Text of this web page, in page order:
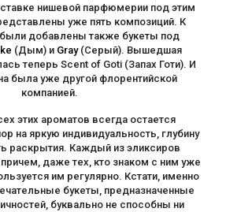
нишевой парфюмерии под этим
уже пять композиций. К
добавлены также букеты под
(Дым) и Gray(Серый). Вышедшая
теперь Scent of Goti (Запах Готи). И
была уже другой флорентийской
компанией.
этих ароматов всегда остается
на яркую индивидуальность, глубину
раскрытия. Каждый из эликсиров
даже тех, кто знаком с ним уже
им регулярно. Кстати, именно
букеты, предназначенные
буквально не способны ни